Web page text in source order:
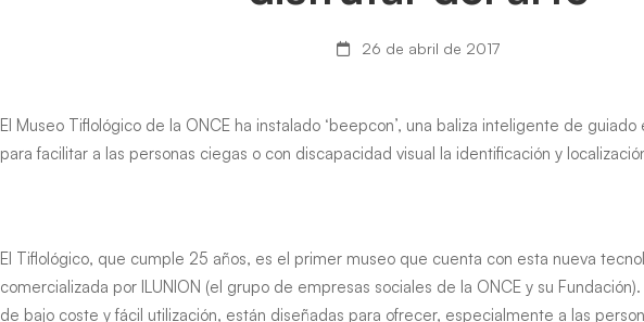
identificación
a
personas
26 de abril de 2017
El Museo Tiflológico de la ONCE ha instalado ‘beepcon’, una baliza inteligente de
para facilitar a las personas ciegas o con discapacidad visual la identificación y
El Tiflológico, que cumple 25 años, es el primer museo que cuenta con esta nueva
comercializada por ILUNION (el grupo de empresas sociales de la ONCE y su
de bajo coste y fácil utilización, están diseñadas para ofrecer, especialmente a las